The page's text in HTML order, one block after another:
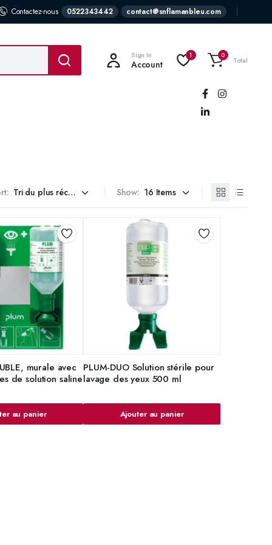
Contactez-nous 0522343442 contact@snflamanbleu.com
Sign In
Account
1 0
Total
Show:
murale avec
de solution saline
au panier
PLUM-DUO Solution stérile pour
lavage des yeux 500 ml
Ajouter au panier